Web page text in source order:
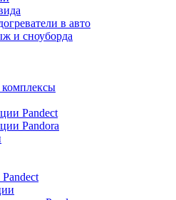
в авто
и сноуборда
Pandect
Pandora